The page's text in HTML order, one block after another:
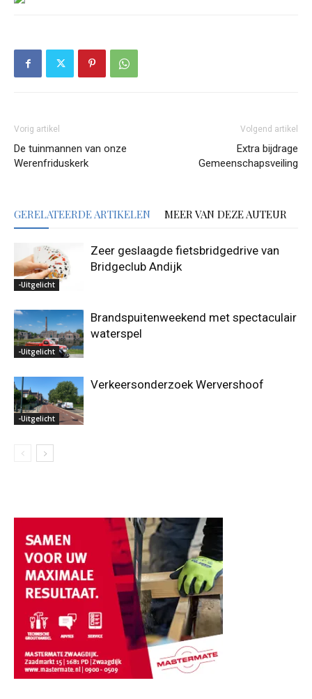
Vorig artikel
De tuinmannen van onze
Werenfriduskerk
Volgend artikel
Extra bijdrage
Gemeenschapsveiling
GERELATEERDE ARTIKELEN MEER VAN DEZE AUTEUR
-Uitgelicht
Zeer geslaagde fietsbridgedrive van
Bridgeclub Andijk
-Uitgelicht
Brandspuitenweekend met spectaculair
waterspel
-Uitgelicht
Verkeersonderzoek Wervershoof